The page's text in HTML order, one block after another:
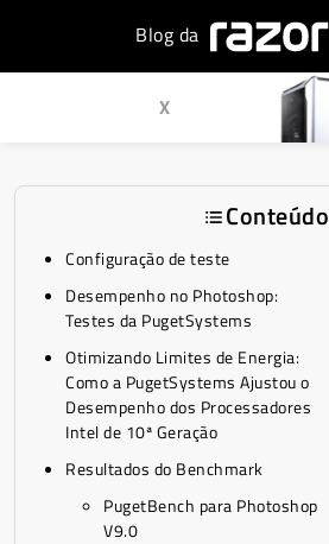
Blog da
X
Conteúdo
Configuração de teste
Desempenho no Photoshop:
Testes da PugetSystems
Otimizando Limites de Energia:
Como a PugetSystems Ajustou o
Desempenho dos Processadores
Intel de 10ª Geração
Resultados do Benchmark
PugetBench para Photoshop
V9.0